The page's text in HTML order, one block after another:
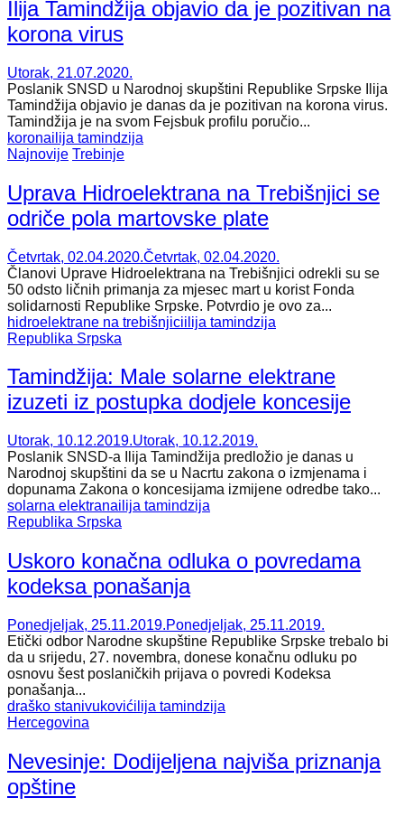
Ilija Tamindžija objavio da je pozitivan na
korona virus
Utorak, 21.07.2020.
Poslanik SNSD u Narodnoj skupštini Republike Srpske Ilija
Tamindžija objavio je danas da je pozitivan na korona virus.
Tamindžija je na svom Fejsbuk profilu poručio...
koronailija tamindzija
Najnovije Trebinje
Uprava Hidroelektrana na Trebišnjici se
odriče pola martovske plate
Četvrtak, 02.04.2020.Četvrtak, 02.04.2020.
Članovi Uprave Hidroelektrana na Trebišnjici odrekli su se
50 odsto ličnih primanja za mjesec mart u korist Fonda
solidarnosti Republike Srpske. Potvrdio je ovo za...
hidroelektrane na trebišnjiciilija tamindzija
Republika Srpska
Tamindžija: Male solarne elektrane
izuzeti iz postupka dodjele koncesije
Utorak, 10.12.2019.Utorak, 10.12.2019.
Poslanik SNSD-a Ilija Tamindžija predložio je danas u
Narodnoj skupštini da se u Nacrtu zakona o izmjenama i
dopunama Zakona o koncesijama izmijene odredbe tako...
solarna elektranailija tamindzija
Republika Srpska
Uskoro konačna odluka o povredama
kodeksa ponašanja
Ponedjeljak, 25.11.2019.Ponedjeljak, 25.11.2019.
Etički odbor Narodne skupštine Republike Srpske trebalo bi
da u srijedu, 27. novembra, donese konačnu odluku po
osnovu šest poslaničkih prijava o povredi Kodeksa
ponašanja...
draško stanivukovićilija tamindzija
Hercegovina
Nevesinje: Dodijeljena najviša priznanja
opštine